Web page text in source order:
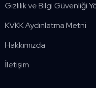
Gizlilik ve Bilgi Güvenliği
KVKK Aydınlatma Metni
Hakkımızda
İletişim